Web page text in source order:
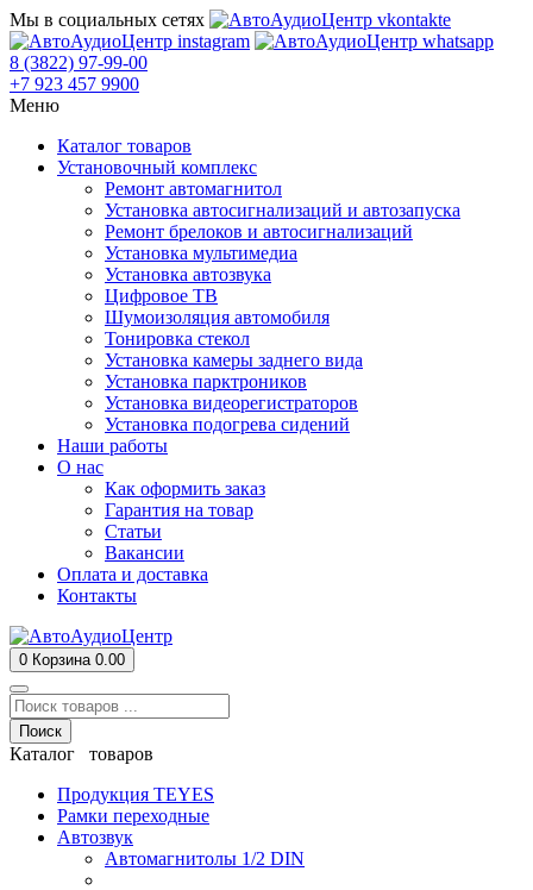
Мы в социальных сетях
8 (3822) 97-99-00
+7 923 457 9900
Меню
Каталог товаров
Установочный комплекс
Ремонт автомагнитол
Установка автосигнализаций и автозапуска
Ремонт брелоков и автосигнализаций
Установка мультимедиа
Установка автозвука
Цифровое ТВ
Шумоизоляция автомобиля
Тонировка стекол
Установка камеры заднего вида
Установка парктроников
Установка видеорегистраторов
Установка подогрева сидений
Наши работы
О нас
Как оформить заказ
Гарантия на товар
Статьи
Вакансии
Оплата и доставка
Контакты
0 Корзина 0.00
Поиск
Каталог товаров
Продукция TEYES
Рамки переходные
Автозвук
Автомагнитолы 1/2 DIN